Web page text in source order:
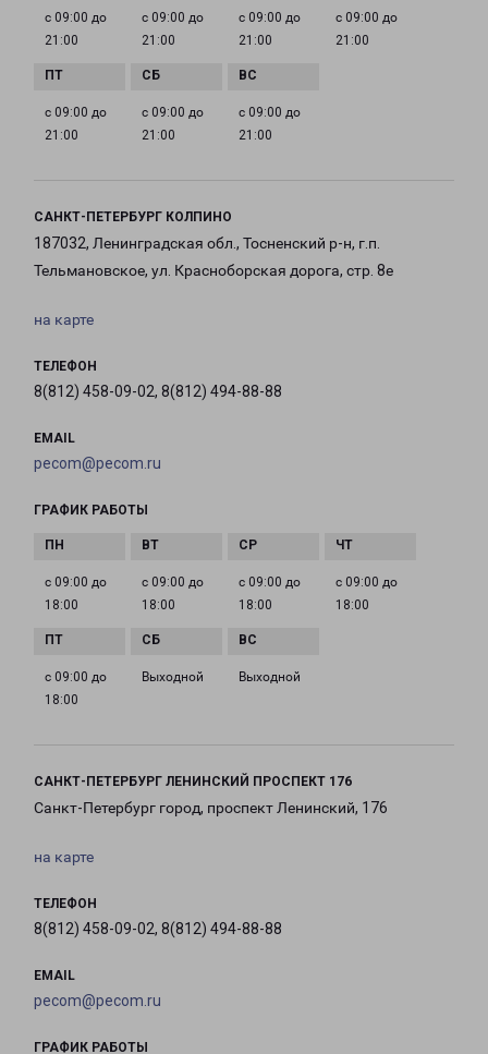
с 09:00 до
21:00
с 09:00 до
21:00
с 09:00 до
21:00
с 09:00 до
21:00
с 09:00 до
21:00
с 09:00 до
21:00
с 09:00 до
21:00
САНКТ-ПЕТЕРБУРГ КОЛПИНО
187032, Ленинградская обл., Тосненский р-н, г.п.
Тельмановское, ул. Красноборская дорога, стр. 8е
на карте
ТЕЛЕФОН
8(812) 458-09-02, 8(812) 494-88-88
EMAIL
pecom@pecom.ru
ГРАФИК РАБОТЫ
с 09:00 до
18:00
с 09:00 до
18:00
с 09:00 до
18:00
с 09:00 до
18:00
с 09:00 до
18:00
Выходной Выходной
САНКТ-ПЕТЕРБУРГ ЛЕНИНСКИЙ ПРОСПЕКТ 176
Санкт-Петербург город, проспект Ленинский, 176
на карте
ТЕЛЕФОН
8(812) 458-09-02, 8(812) 494-88-88
EMAIL
pecom@pecom.ru
ГРАФИК РАБОТЫ